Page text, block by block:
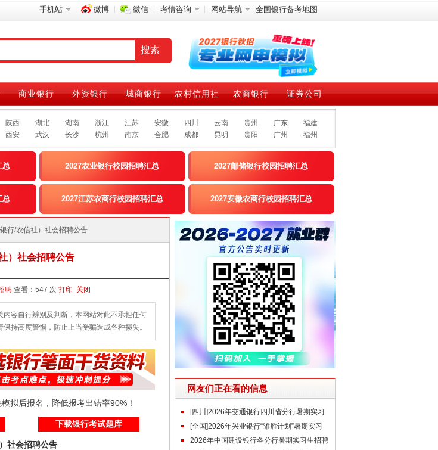
手机站 微博 微信 考情咨询 网站导航 全国银行备考地图
商业银行 外资银行 城商银行 农村信用社 农商银行 证券公司
陕西 湖北 湖南 浙江 江苏 安徽 四川 云南 贵州 广东
福建
西安 武汉 长沙 杭州 南京 合肥 成都 昆明 贵阳 广州 福州
总 2027农业银行校园招聘汇总 2027邮储银行校园招聘汇总
总 2027江苏农商行校园招聘汇总 2027安徽农商行校园招聘汇总
银行/农信社）社会招聘公告
）社会招聘公告
聘 查看： 547 次 打印 关闭
容自行辨别及判断，本网站对此不承担任何
持高度警惕，防止上当受骗造成各种损失。
拟后报名，降低报考出错率90%！
下载银行考试题库
社会招聘公告
网友们正在看的信息
[四川]2026年交通银行四川省分行暑期实习
生招聘公告
[全国]2026年兴业银行“雏雁计划”暑期实习
生招聘公告
2026年中国建设银行各分行暑期实习生招聘